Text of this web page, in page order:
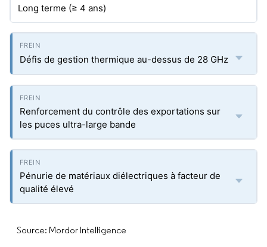
Long terme (≥ 4 ans)
Défis de gestion thermique au-dessus de 28 GHz
Renforcement du contrôle des exportations sur
les puces ultra-large bande
Pénurie de matériaux diélectriques à facteur de
qualité élevé
Source: Mordor Intelligence